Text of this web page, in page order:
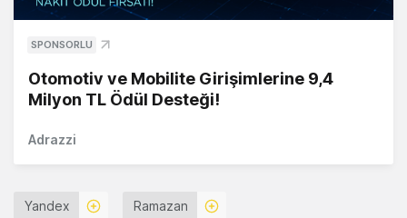
SPONSORLU
Otomotiv ve Mobilite Girişimlerine 9,4
Milyon TL Ödül Desteği!
Adrazzi
Yandex Ramazan